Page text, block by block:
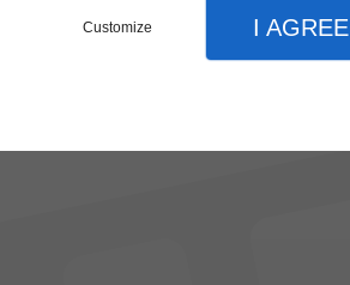
Customize I AGREE